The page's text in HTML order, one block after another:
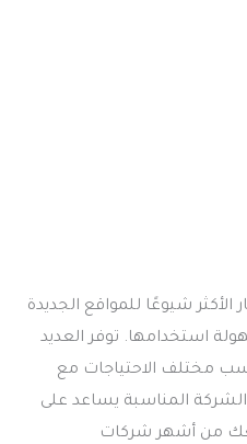
شيوعًا للمواقع الجديدة
استخدامها. توفر العديد
مختلف الاحتياجات مع
الشركة المناسبة يساعد على
من أشهر شركات